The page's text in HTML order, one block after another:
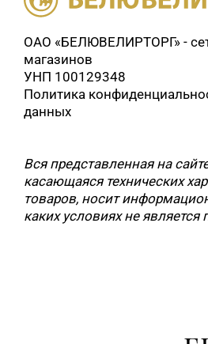
ОАО «БЕЛЮВЕЛИРТОРГ» -
магазинов
УНП 100129348
Политика
данных
Вся представленная на
касающаяся технических
товаров, носит
каких условиях не